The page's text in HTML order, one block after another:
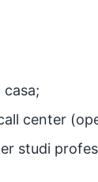
center
studi